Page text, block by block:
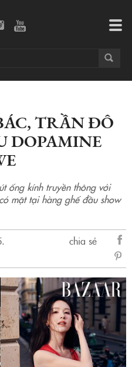
TRẦN ĐÔ
DOPAMINE
ống kính truyền thông với
mặt tại hàng ghế đầu show
chia sẻ
sẻ